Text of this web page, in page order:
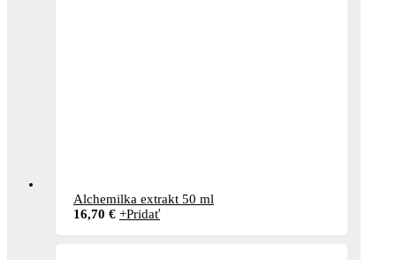
Alchemilka extrakt 50 ml
16,70 € +Pridať